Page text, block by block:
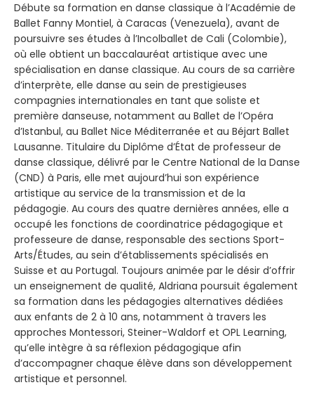
Débute sa formation en danse classique à l’Académie de
Ballet Fanny Montiel, à Caracas (Venezuela), avant de
poursuivre ses études à l’Incolballet de Cali (Colombie),
où elle obtient un baccalauréat artistique avec une
spécialisation en danse classique. Au cours de sa carrière
d’interprète, elle danse au sein de prestigieuses
compagnies internationales en tant que soliste et
première danseuse, notamment au Ballet de l’Opéra
d’Istanbul, au Ballet Nice Méditerranée et au Béjart Ballet
Lausanne. Titulaire du Diplôme d’État de professeur de
danse classique, délivré par le Centre National de la Danse
(CND) à Paris, elle met aujourd’hui son expérience
artistique au service de la transmission et de la
pédagogie. Au cours des quatre dernières années, elle a
occupé les fonctions de coordinatrice pédagogique et
professeure de danse, responsable des sections Sport-
Arts/Études, au sein d’établissements spécialisés en
Suisse et au Portugal. Toujours animée par le désir d’offrir
un enseignement de qualité, Aldriana poursuit également
sa formation dans les pédagogies alternatives dédiées
aux enfants de 2 à 10 ans, notamment à travers les
approches Montessori, Steiner-Waldorf et OPL Learning,
qu’elle intègre à sa réflexion pédagogique afin
d’accompagner chaque élève dans son développement
artistique et personnel.